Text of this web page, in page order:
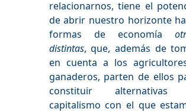
relacionarnos, tiene el
de abrir nuestro horizonte
formas de economía
distintas, que, además de
en cuenta a los
ganaderos, parten de ellos
constituir alternativas
capitalismo con el que